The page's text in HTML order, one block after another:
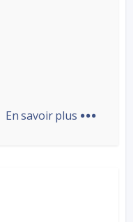
En savoir plus ...